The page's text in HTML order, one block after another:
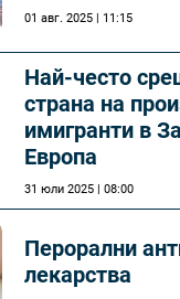
01 авг. 2025 | 11:15
Най-често
страна на
имигранти в
Европа
31 юли 2025 | 08:00
Перорални
лекарства